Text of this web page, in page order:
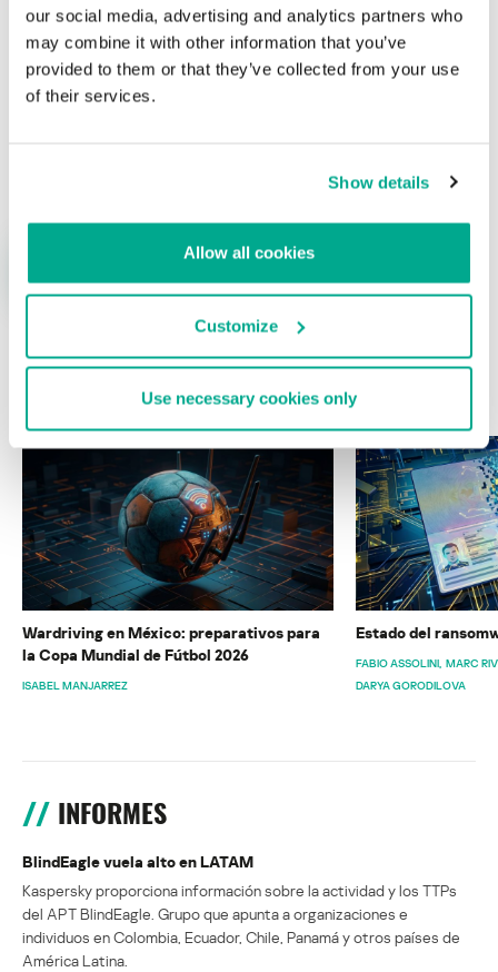
our social media, advertising and analytics partners who
may combine it with other information that you’ve
provided to them or that they’ve collected from your use
of their services.
Show details
Allow all cookies
Customize
Use necessary cookies only
ÚLTIMAS PUBLICACIONES
Wardriving en México: preparativos para
la Copa Mundial de Fútbol 2026
ISABEL MANJARREZ
Estado del
FABIO ASSOLINI MARC
DARYA GORODILOVA
INFORMES
BlindEagle vuela alto en LATAM
Kaspersky proporciona información sobre la actividad y los TTPs
del APT BlindEagle. Grupo que apunta a organizaciones e
individuos en Colombia, Ecuador, Chile, Panamá y otros países de
América Latina.